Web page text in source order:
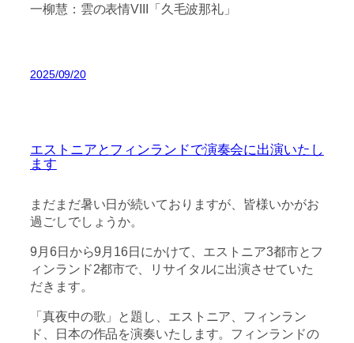
一柳慧：雲の表情VIII「久毛波那礼」
2025/09/20
エストニアとフィンランドで演奏会に出演いたし
ます
まだまだ暑い日が続いておりますが、皆様いかがお
過ごしでしょうか。
9月6日から9月16日にかけて、エストニア3都市とフ
ィンランド2都市で、リサイタルに出演させていた
だきます。
「真夜中の歌」と題し、エストニア、フィンラン
ド、日本の作品を演奏いたします。フィンランドの